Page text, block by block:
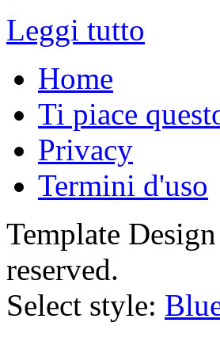
Leggi tutto
Home
Ti piace
Privacy
Termini d'uso
Template
reserved.
Select style: